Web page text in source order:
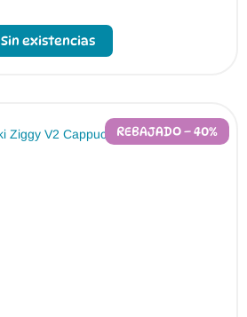
Sin existencias
REBAJADO – 40%